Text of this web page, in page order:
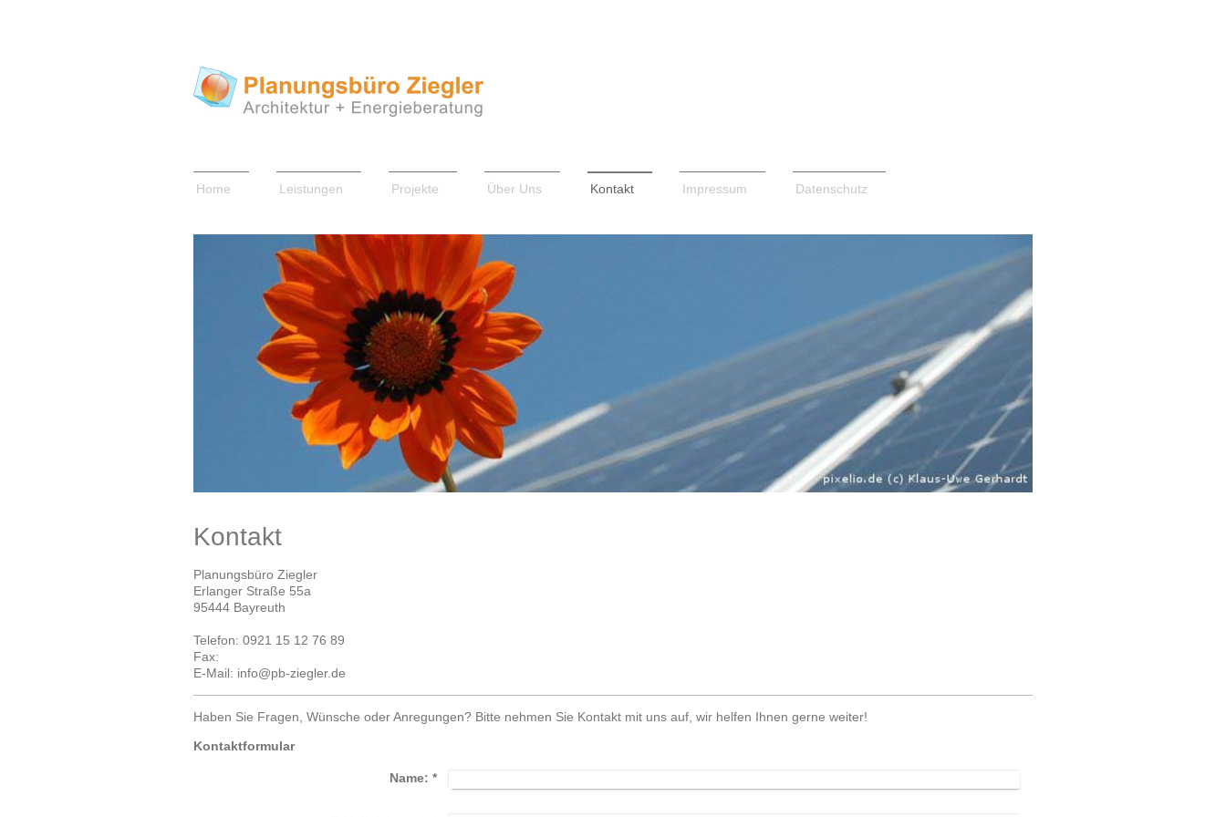
Home Leistungen Projekte Über Uns Kontakt Impressum Datenschutz
Kontakt
Planungsbüro Ziegler
Erlanger Straße 55a
95444 Bayreuth
Telefon: 0921 15 12 76 89
Fax:
E-Mail: info@pb-ziegler.de
Haben Sie Fragen, Wünsche oder Anregungen? Bitte nehmen Sie Kontakt mit uns auf, wir helfen Ihnen gerne weiter!
Kontaktformular
Name: *